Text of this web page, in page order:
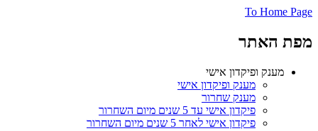
To Home Page
מפת האתר
מענק ופיקדון אישי
מענק ופיקדון אישי
מענק שחרור
פיקדון אישי עד 5 שנים מיום השחרור
פיקדון אישי לאחר 5 שנים מיום השחרור